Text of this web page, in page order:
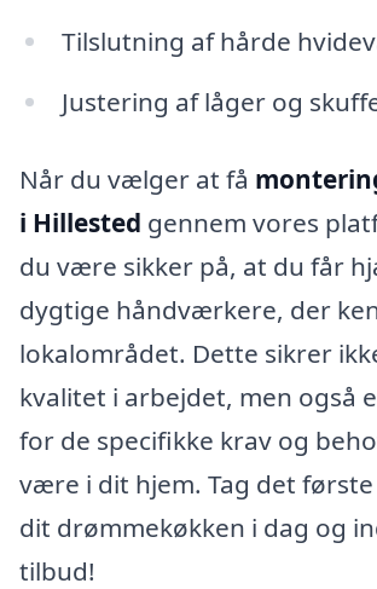
Tilslutning af hårde
Justering af låger og
Når du vælger at få
i Hillested gennem vores
du være sikker på, at du får
dygtige håndværkere, der
lokalområdet. Dette sikrer
kvalitet i arbejdet, men også
for de specifikke krav og
være i dit hjem. Tag det
dit drømmekøkken i dag og
tilbud!